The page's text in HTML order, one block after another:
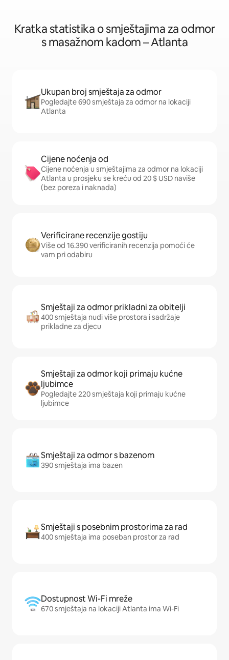
Kratka statistika o smještajima za odmor
s masažnom kadom – Atlanta
Ukupan broj smještaja za odmor
Pogledajte 690 smještaja za odmor na lokaciji
Atlanta
Cijene noćenja od
Cijene noćenja u smještajima za odmor na lokaciji
Atlanta u prosjeku se kreću od 20 $ USD naviše
(bez poreza i naknada)
Verificirane recenzije gostiju
Više od 16.390 verificiranih recenzija pomoći će
vam pri odabiru
Smještaji za odmor prikladni za obitelji
400 smještaja nudi više prostora i sadržaje
prikladne za djecu
Smještaji za odmor koji primaju kućne
ljubimce
Pogledajte 220 smještaja koji primaju kućne
ljubimce
Smještaji za odmor s bazenom
390 smještaja ima bazen
Smještaji s posebnim prostorima za rad
400 smještaja ima poseban prostor za rad
Dostupnost Wi-Fi mreže
670 smještaja na lokaciji Atlanta ima Wi-Fi